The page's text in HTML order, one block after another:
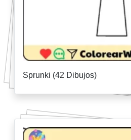
Sprunki (42 Dibujos)